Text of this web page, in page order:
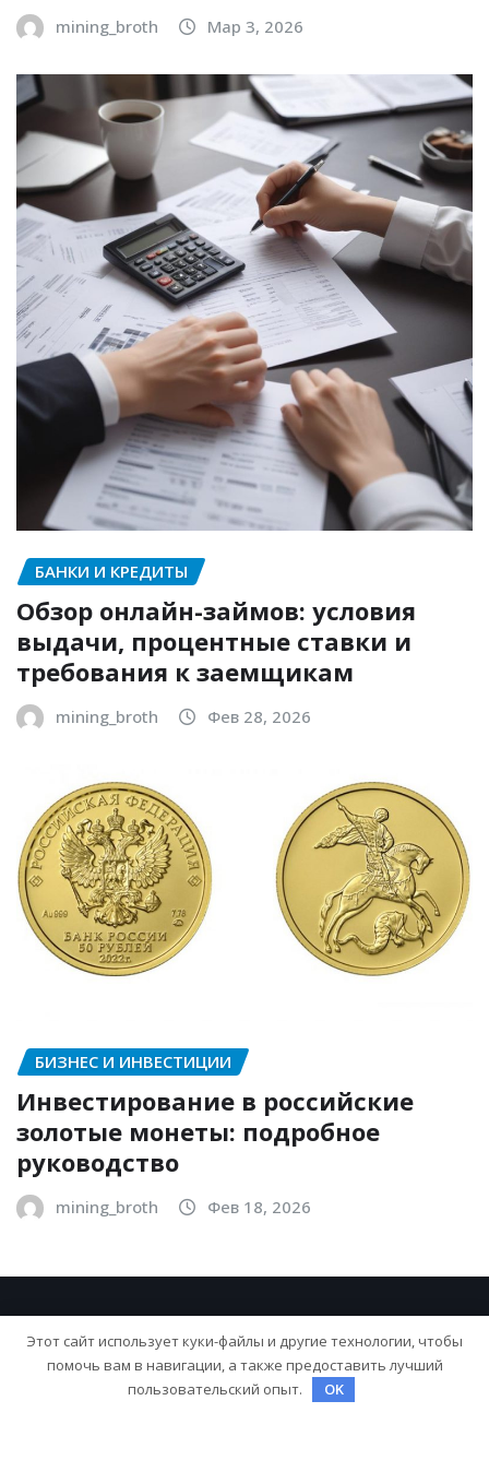
mining_broth Мар 3, 2026
БАНКИ И КРЕДИТЫ
Обзор онлайн-займов: условия
выдачи, процентные ставки и
требования к заемщикам
mining_broth Фев 28, 2026
БИЗНЕС И ИНВЕСТИЦИИ
Инвестирование в российские
золотые монеты: подробное
руководство
mining_broth Фев 18, 2026
Этот сайт использует куки-файлы и другие технологии, чтобы
помочь вам в навигации, а также предоставить лучший
пользовательский опыт.
OK